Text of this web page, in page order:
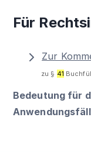
Für
Zur
zu § 41
Bedeutung für